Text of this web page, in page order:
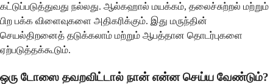
கட்டுப்படுத்துவது நல்லது. ஆல்கஹால் மயக்கம், தலைச்சுற்றல் மற்றும்
பிற பக்க விளைவுகளை அதிகரிக்கும். இது மருந்தின்
செயல்திறனைத் தடுக்கலாம் மற்றும் ஆபத்தான தொடர்புகளை
ஏற்படுத்தக்கூடும்.
ஒரு டோஸை தவறவிட்டால் நான் என்ன செய்ய வேண்டும்?